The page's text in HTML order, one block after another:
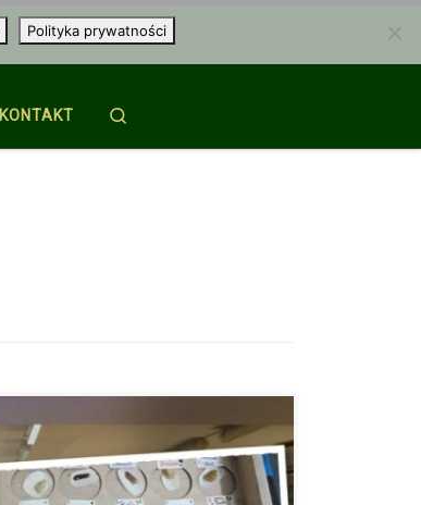
KONTAKT
Polityka prywatności